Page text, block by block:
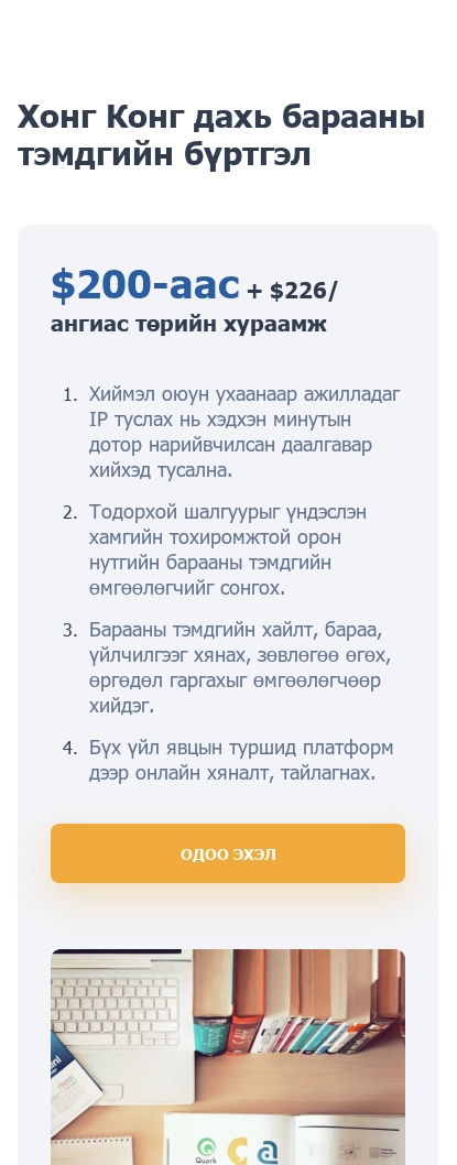
Хонг Конг дахь барааны
тэмдгийн бүртгэл
$200-аас + $226/
ангиас төрийн хураамж
Хиймэл оюун ухаанаар ажилладаг
IP туслах нь хэдхэн минутын
дотор нарийвчилсан даалгавар
хийхэд тусална.
Тодорхой шалгуурыг үндэслэн
хамгийн тохиромжтой орон
нутгийн барааны тэмдгийн
өмгөөлөгчийг сонгох.
Барааны тэмдгийн хайлт, бараа,
үйлчилгээг хянах, зөвлөгөө өгөх,
өргөдөл гаргахыг өмгөөлөгчөөр
хийдэг.
Бүх үйл явцын туршид платформ
дээр онлайн хяналт, тайлагнах.
ОДОО ЭХЭЛ